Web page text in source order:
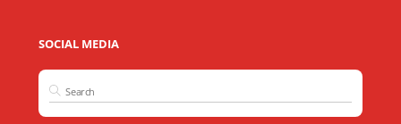
SOCIAL MEDIA